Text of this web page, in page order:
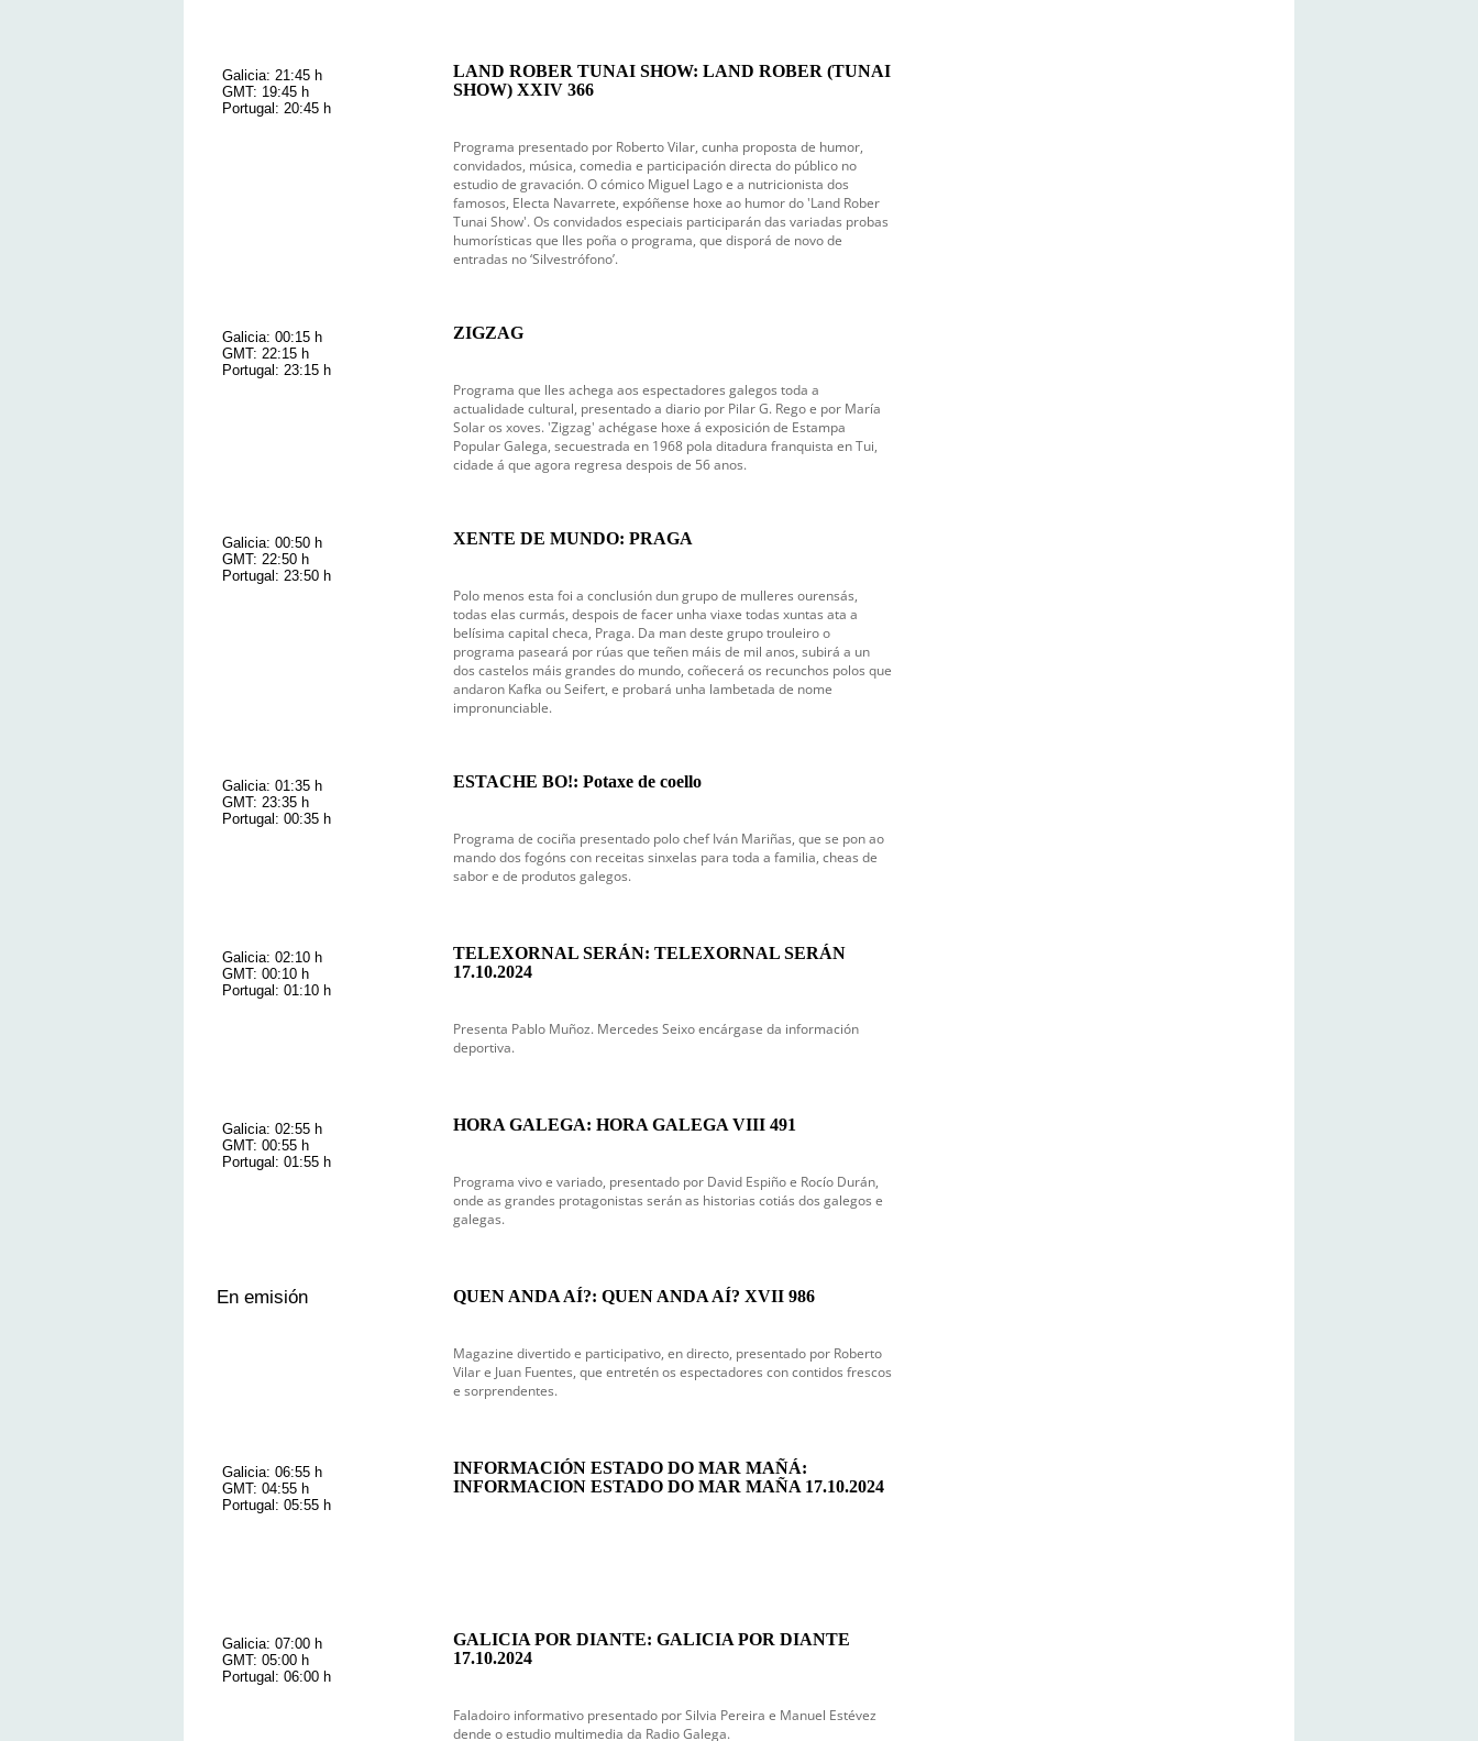
Galicia: 21:45 h
GMT: 19:45 h
Portugal: 20:45 h
LAND ROBER TUNAI SHOW: LAND ROBER (TUNAI
SHOW) XXIV 366
Programa presentado por Roberto Vilar, cunha proposta de humor,
convidados, música, comedia e participación directa do público no
estudio de gravación. O cómico Miguel Lago e a nutricionista dos
famosos, Electa Navarrete, expóñense hoxe ao humor do 'Land Rober
Tunai Show'. Os convidados especiais participarán das variadas probas
humorísticas que lles poña o programa, que disporá de novo de
entradas no ‘Silvestrófono’.
Galicia: 00:15 h
GMT: 22:15 h
Portugal: 23:15 h
ZIGZAG
Programa que lles achega aos espectadores galegos toda a
actualidade cultural, presentado a diario por Pilar G. Rego e por María
Solar os xoves. 'Zigzag' achégase hoxe á exposición de Estampa
Popular Galega, secuestrada en 1968 pola ditadura franquista en Tui,
cidade á que agora regresa despois de 56 anos.
Galicia: 00:50 h
GMT: 22:50 h
Portugal: 23:50 h
XENTE DE MUNDO: PRAGA
Polo menos esta foi a conclusión dun grupo de mulleres ourensás,
todas elas curmás, despois de facer unha viaxe todas xuntas ata a
belísima capital checa, Praga. Da man deste grupo trouleiro o
programa paseará por rúas que teñen máis de mil anos, subirá a un
dos castelos máis grandes do mundo, coñecerá os recunchos polos que
andaron Kafka ou Seifert, e probará unha lambetada de nome
impronunciable.
Galicia: 01:35 h
GMT: 23:35 h
Portugal: 00:35 h
ESTACHE BO!: Potaxe de coello
Programa de cociña presentado polo chef Iván Mariñas, que se pon ao
mando dos fogóns con receitas sinxelas para toda a familia, cheas de
sabor e de produtos galegos.
Galicia: 02:10 h
GMT: 00:10 h
Portugal: 01:10 h
TELEXORNAL SERÁN: TELEXORNAL SERÁN
17.10.2024
Presenta Pablo Muñoz. Mercedes Seixo encárgase da información
deportiva.
Galicia: 02:55 h
GMT: 00:55 h
Portugal: 01:55 h
HORA GALEGA: HORA GALEGA VIII 491
Programa vivo e variado, presentado por David Espiño e Rocío Durán,
onde as grandes protagonistas serán as historias cotiás dos galegos e
galegas.
En emisión QUEN ANDA AÍ?: QUEN ANDA AÍ? XVII 986
Magazine divertido e participativo, en directo, presentado por Roberto
Vilar e Juan Fuentes, que entretén os espectadores con contidos frescos
e sorprendentes.
Galicia: 06:55 h
GMT: 04:55 h
Portugal: 05:55 h
INFORMACIÓN ESTADO DO MAR MAÑÁ:
INFORMACION ESTADO DO MAR MAÑA 17.10.2024
Galicia: 07:00 h
GMT: 05:00 h
Portugal: 06:00 h
GALICIA POR DIANTE: GALICIA POR DIANTE
17.10.2024
Faladoiro informativo presentado por Silvia Pereira e Manuel Estévez
dende o estudio multimedia da Radio Galega.